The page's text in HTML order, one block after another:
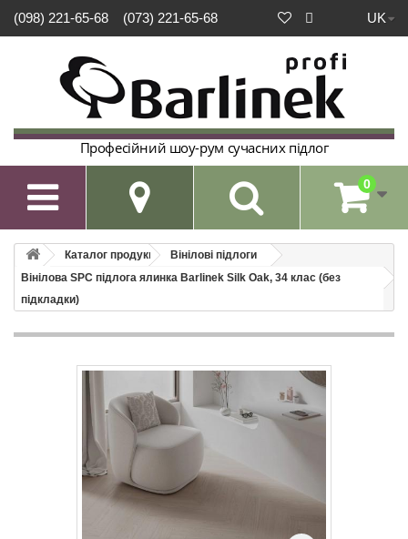
UK
(098) 221-65-68 (073) 221-65-68
Професійний шоу-рум сучасних підлог
 0
Каталог продукції
Вінілові підлоги
Вінілова SPC підлога ялинка Barlinek Silk Oak, 34 клас (без
підкладки)